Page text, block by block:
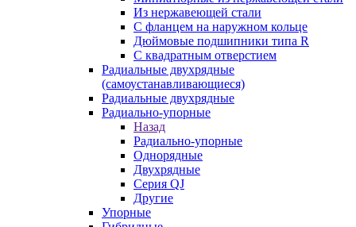
Из нержавеющей стали
С фланцем на наружном кольце
Дюймовые подшипники типа R
С квадратным отверстием
Радиальные двухрядные
(самоустанавливающиеся)
Радиальные двухрядные
Радиально-упорные
Назад
Радиально-упорные
Однорядные
Двухрядные
Серия QJ
Другие
Упорные